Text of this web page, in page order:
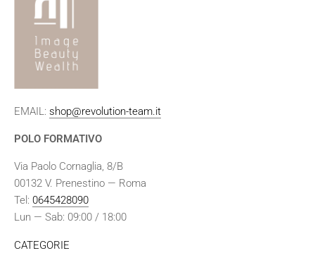
EMAIL: shop@revolution-team.it
POLO FORMATIVO
Via Paolo Cornaglia, 8/B
00132 V. Prenestino — Roma
Tel: 0645428090
Lun — Sab: 09:00 / 18:00
CATEGORIE